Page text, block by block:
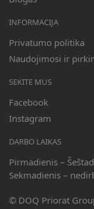
INFORMACIJA
Privatumo politika
Naudojimosi ir
SEKITE MUS
Facebook
Instagram
DARBO LAIKAS
Pirmadienis –
Sekmadienis –
© DOQ Priorat